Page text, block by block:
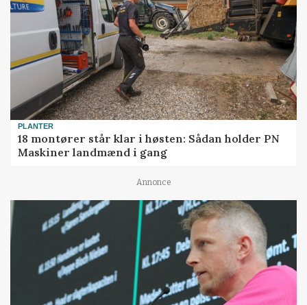
PLANTER
18 montører står klar i høsten: Sådan holder PN
Maskiner landmænd i gang
Annonce